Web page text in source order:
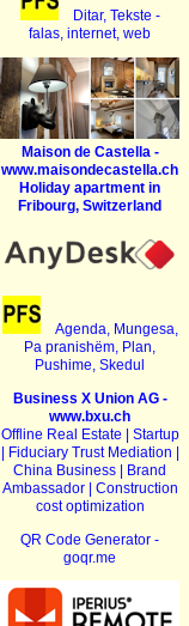
Ditar, Tekste -
falas, internet, web
Maison de Castella -
www.maisondecastella.ch
Holiday apartment in
Fribourg, Switzerland
Agenda, Mungesa,
Pa pranishëm, Plan,
Pushime, Skedul
Business X Union AG -
www.bxu.ch
Offline Real Estate | Startup
| Fiduciary Trust Mediation |
China Business | Brand
Ambassador | Construction
cost optimization
QR Code Generator -
goqr.me